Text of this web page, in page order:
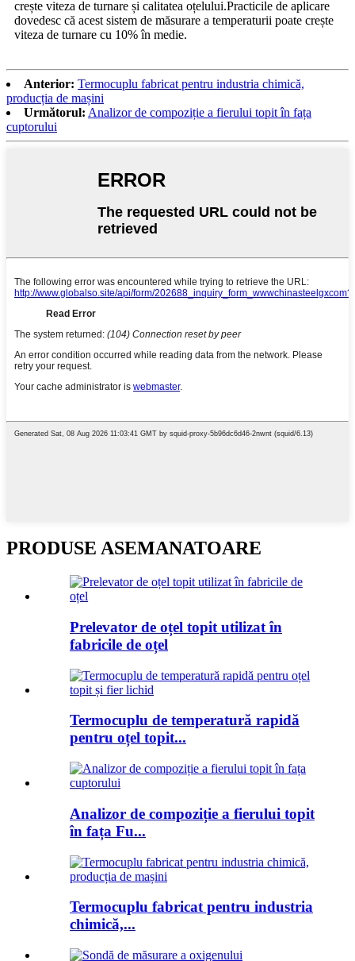
crește viteza de turnare și calitatea oțelului.Practicile de aplicare
dovedesc că acest sistem de măsurare a temperaturii poate crește
viteza de turnare cu 10% în medie.
Anterior: Termocuplu fabricat pentru industria chimică,
producția de mașini
Următorul: Analizor de compoziție a fierului topit în fața
cuptorului
PRODUSE ASEMANATOARE
Prelevator de oțel topit utilizat în
fabricile de oțel
Termocuplu de temperatură rapidă
pentru oțel topit...
Analizor de compoziție a fierului topit
în fața Fu...
Termocuplu fabricat pentru industria
chimică,...